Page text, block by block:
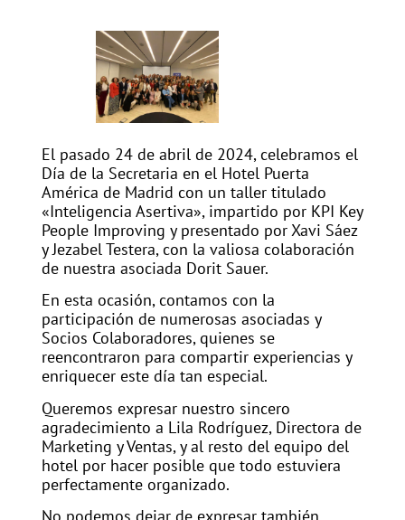
El pasado 24 de abril de 2024, celebramos el
Día de la Secretaria en el Hotel Puerta
América de Madrid con un taller titulado
«Inteligencia Asertiva», impartido por KPI Key
People Improving y presentado por Xavi Sáez
y Jezabel Testera, con la valiosa colaboración
de nuestra asociada Dorit Sauer.
En esta ocasión, contamos con la
participación de numerosas asociadas y
Socios Colaboradores, quienes se
reencontraron para compartir experiencias y
enriquecer este día tan especial.
Queremos expresar nuestro sincero
agradecimiento a Lila Rodríguez, Directora de
Marketing y Ventas, y al resto del equipo del
hotel por hacer posible que todo estuviera
perfectamente organizado.